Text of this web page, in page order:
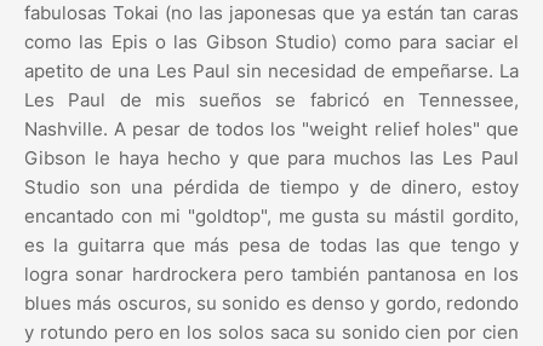
fabulosas Tokai (no las japonesas que ya están tan caras
como las Epis o las Gibson Studio) como para saciar el
apetito de una Les Paul sin necesidad de empeñarse. La
Les Paul de mis sueños se fabricó en Tennessee,
Nashville. A pesar de todos los "weight relief holes" que
Gibson le haya hecho y que para muchos las Les Paul
Studio son una pérdida de tiempo y de dinero, estoy
encantado con mi "goldtop", me gusta su mástil gordito,
es la guitarra que más pesa de todas las que tengo y
logra sonar hardrockera pero también pantanosa en los
blues más oscuros, su sonido es denso y gordo, redondo
y rotundo pero en los solos saca su sonido cien por cien